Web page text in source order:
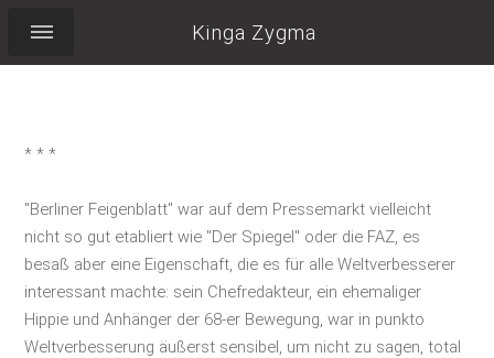
Kinga Zygma
* * *
"Berliner Feigenblatt" war auf dem Pressemarkt vielleicht
nicht so gut etabliert wie "Der Spiegel" oder die FAZ, es
besaß aber eine Eigenschaft, die es für alle Weltverbesserer
interessant machte: sein Chefredakteur, ein ehemaliger
Hippie und Anhänger der 68-er Bewegung, war in punkto
Weltverbesserung äußerst sensibel, um nicht zu sagen, total